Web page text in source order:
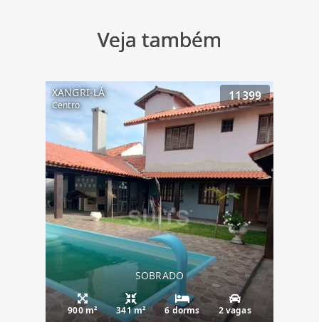
Veja também
XANGRI-LÁ
Centro
11399
SOBRADO
900 m² 341 m² 6 dorms 2 vagas